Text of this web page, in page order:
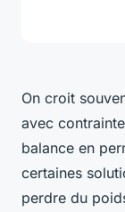
On croit
avec
balance en
certaines
perdre du